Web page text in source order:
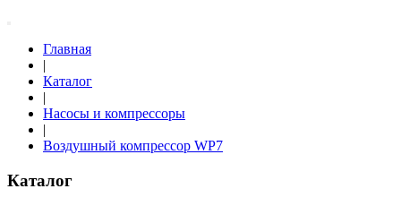
Главная
|
Каталог
|
Насосы и компрессоры
|
Воздушный компрессор WP7
Каталог